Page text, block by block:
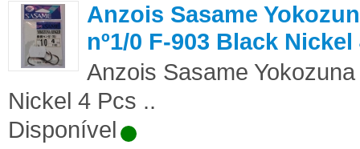
Anzois Sasame
nº1/0 F-903 Black Nickel
Anzois Sasame
Nickel 4 Pcs ..
Disponível